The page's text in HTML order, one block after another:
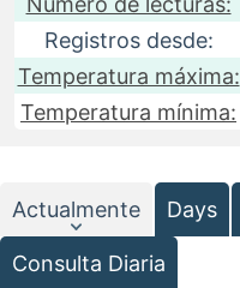
Registros desde:
Temperatura máxima:
Temperatura mínima:
Actualmente Days
Consulta Diaria